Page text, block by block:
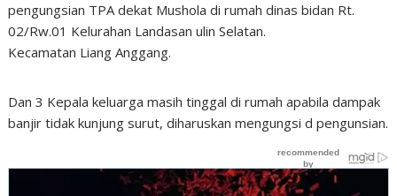
pengungsian TPA dekat Mushola di rumah dinas bidan Rt.
02/Rw.01 Kelurahan Landasan ulin Selatan.
Kecamatan Liang Anggang.
Dan 3 Kepala keluarga masih tinggal di rumah apabila dampak
banjir tidak kunjung surut, diharuskan mengungsi d pengunsian.